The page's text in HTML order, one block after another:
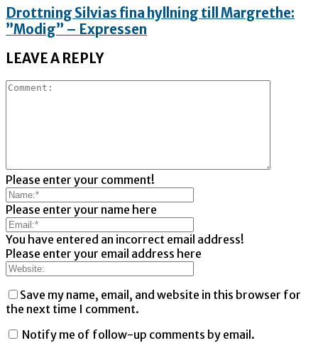
Drottning Silvias fina hyllning till Margrethe:
”Modig” – Expressen
LEAVE A REPLY
Please enter your comment!
Please enter your name here
You have entered an incorrect email address!
Please enter your email address here
Save my name, email, and website in this browser for
the next time I comment.
Notify me of follow-up comments by email.